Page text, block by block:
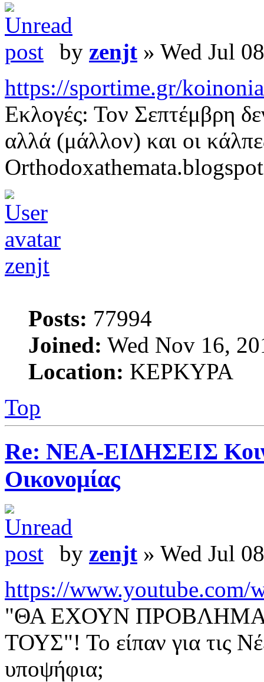
by zenjt » Wed Jul
https://sportime.gr/
Εκλογές: Τον Σεπτέμβρη
αλλά (μάλλον) και οι
zenjt
Posts: 77994
Joined: Wed Nov 16,
Location: ΚΕΡΚΥΡΑ
Top
Re: ΝΕΑ-ΕΙΔΗΣΕΙΣ
Οικονομίας
by zenjt » Wed Jul
https://www.youtube.com/
"ΘΑ ΕΧΟΥΝ
ΤΟΥΣ"! Το είπαν για τις
υποψήφια;